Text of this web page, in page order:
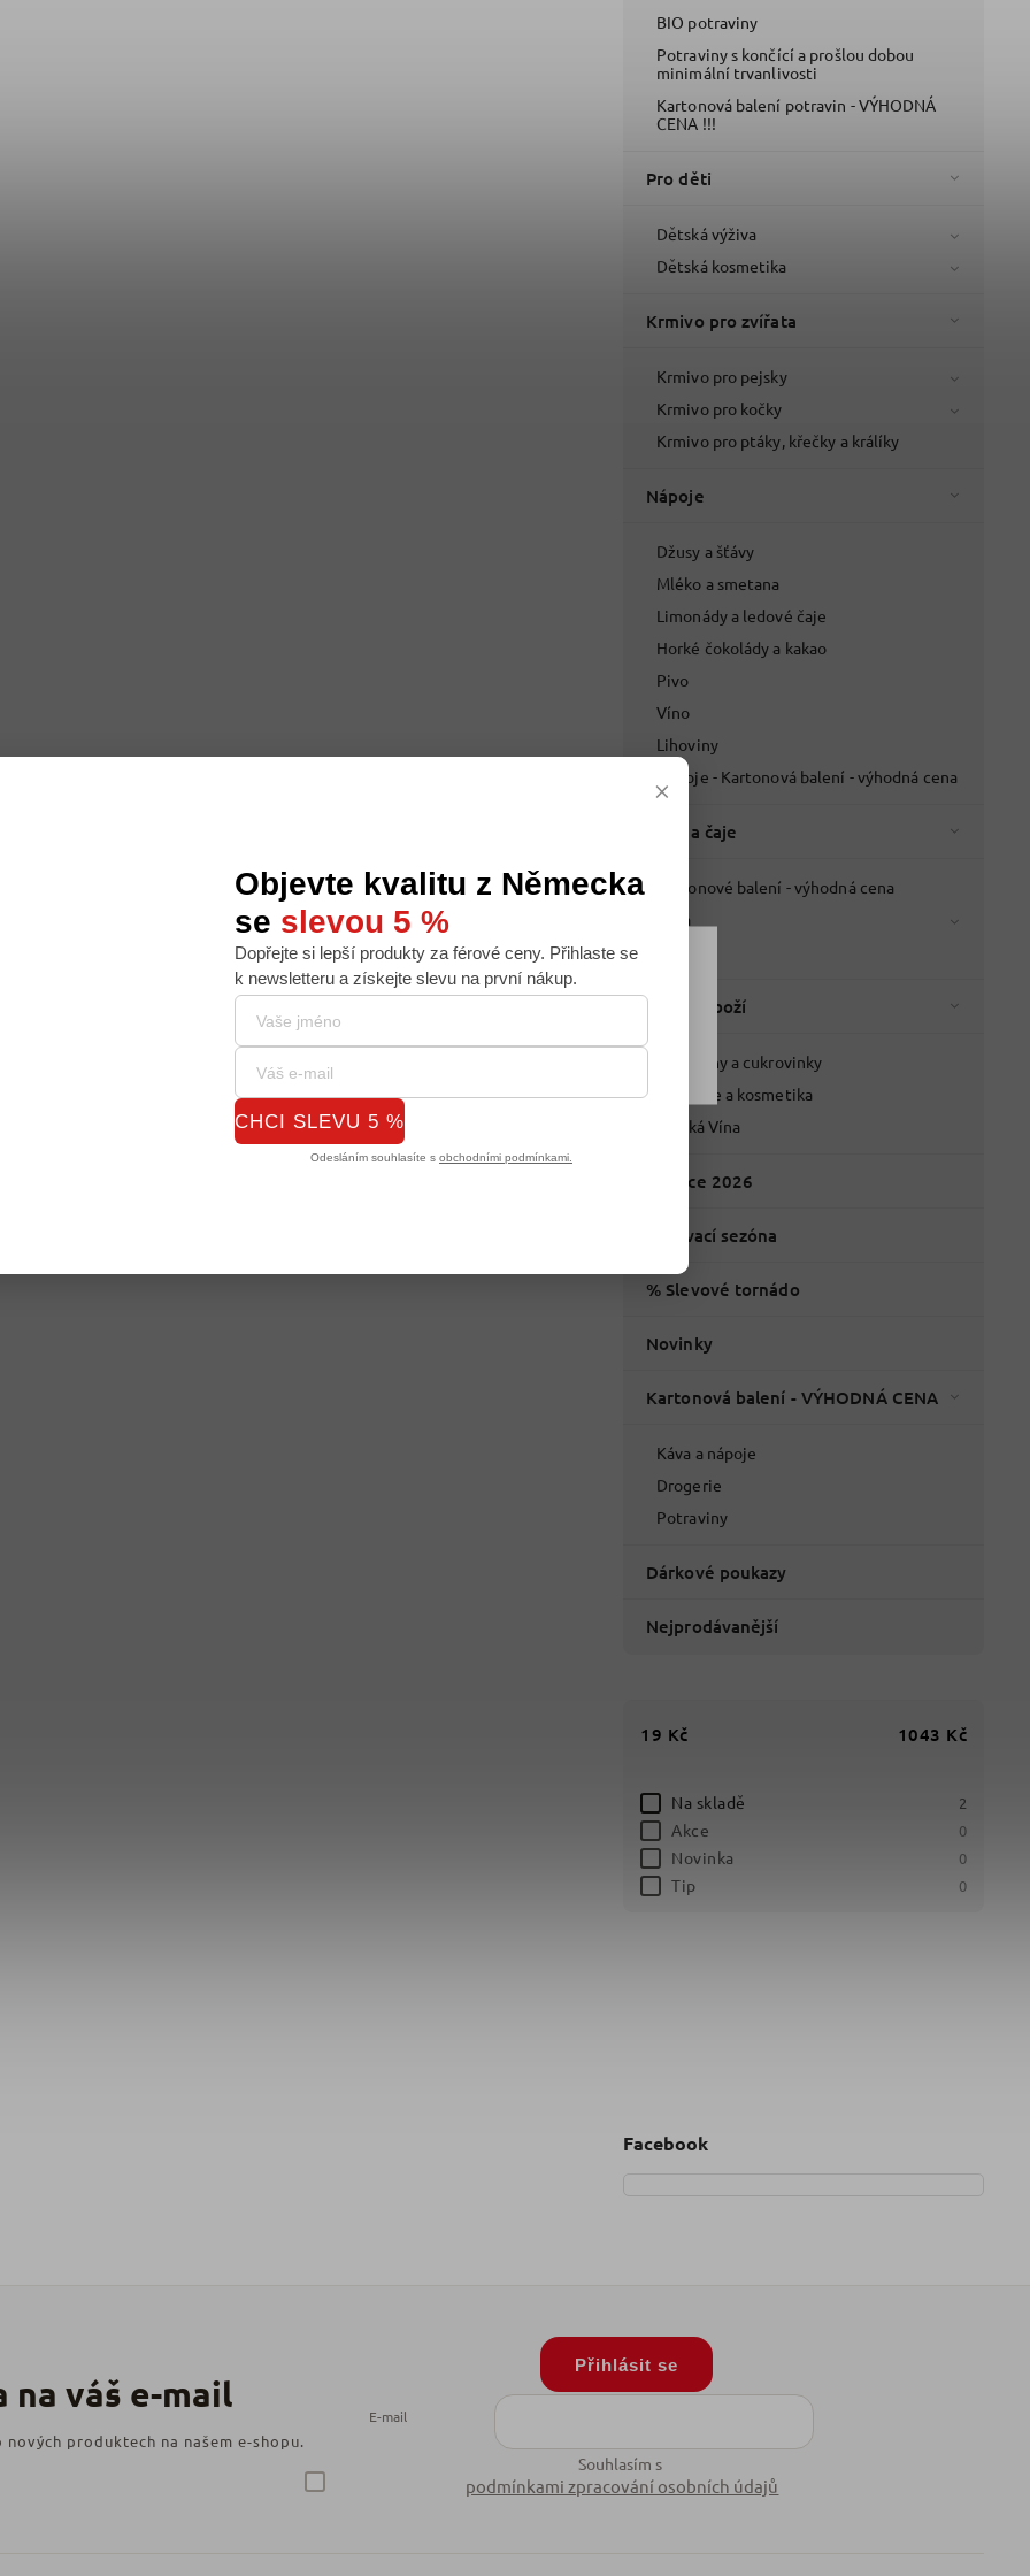
nabídku na míru, ale abychom to zvládli, používáme k
Používáním tohoto webu s tím souhlasíte.
Souhlasím
BIO potraviny
Potraviny s končící a prošlou dobou
minimální trvanlivosti
Kartonová balení potravin - VÝHODNÁ
CENA !!!
Pro děti
Dětská výživa
Dětská kosmetika
Krmivo pro zvířata
Krmivo pro pejsky
Krmivo pro kočky
Krmivo pro ptáky, křečky a králíky
Nápoje
Džusy a šťávy
Mléko a smetana
Limonády a ledové čaje
Horké čokolády a kakao
Pivo
Víno
Lihoviny
Nápoje - Kartonová balení - výhodná cena
Káva a čaje
Kartonové balení - výhodná cena
Káva
Italské zboží
Potraviny a cukrovinky
Drogerie a kosmetika
Italská Vína
Vánoce 2026
Grilovací sezóna
% Slevové tornádo
Novinky
Kartonová balení - VÝHODNÁ CENA
Káva a nápoje
Drogerie
Potraviny
Dárkové poukazy
Nejprodávanější
19 Kč 1043 Kč
Na skladě 2
Akce 0
Novinka 0
Tip 0
Facebook
produktech na našem e-shopu.
E-mail
Souhlasím s
podmínkami zpracování osobních údajů
Přihlásit se
×
Objevte kvalitu z Německa
se slevou 5 %
Dopřejte si lepší produkty za férové ceny. Přihlaste se
k newsletteru a získejte slevu na první nákup.
CHCI SLEVU 5 %
Odesláním souhlasíte s obchodními podmínkami.